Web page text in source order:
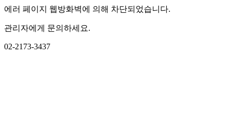
에러 페이지 웹방화벽에 의해 차단되었습니다.
관리자에게 문의하세요.
02-2173-3437